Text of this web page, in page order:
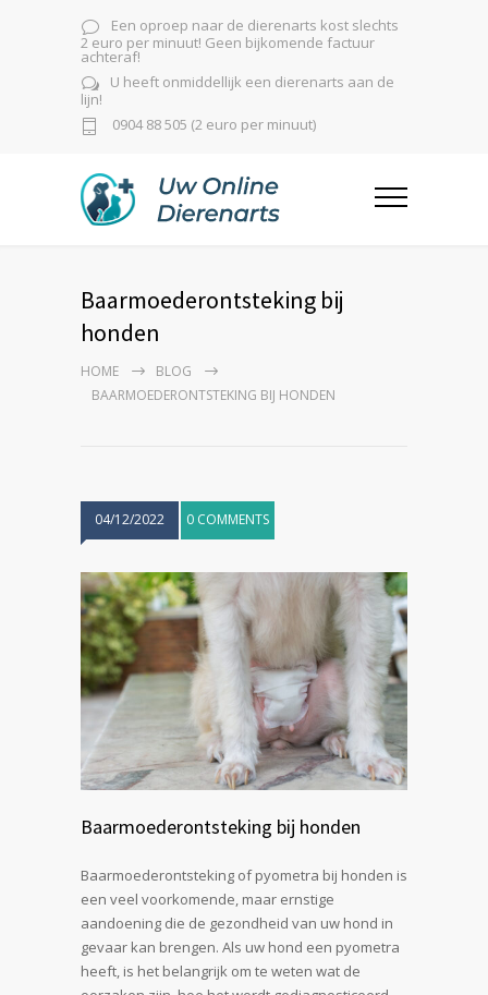
Een oproep naar de dierenarts kost slechts
2 euro per minuut! Geen bijkomende factuur
achteraf!
U heeft onmiddellijk een dierenarts aan de
lijn!
0904 88 505 (2 euro per minuut)
Baarmoederontsteking bij
honden
HOME
BLOG
BAARMOEDERONTSTEKING BIJ HONDEN
04/12/2022 0 COMMENTS
Baarmoederontsteking bij honden
Baarmoederontsteking of pyometra bij honden is
een veel voorkomende, maar ernstige
aandoening die de gezondheid van uw hond in
gevaar kan brengen. Als uw hond een pyometra
heeft, is het belangrijk om te weten wat de